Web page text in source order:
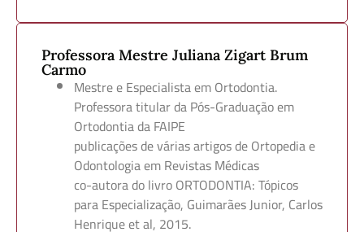
Professora Mestre Juliana Zigart Brum
Carmo
Mestre e Especialista em Ortodontia.
Professora titular da Pós-Graduação em
Ortodontia da FAIPE
publicações de várias artigos de Ortopedia e
Odontologia em Revistas Médicas
co-autora do livro ORTODONTIA: Tópicos
para Especialização, Guimarães Junior, Carlos
Henrique et al, 2015.